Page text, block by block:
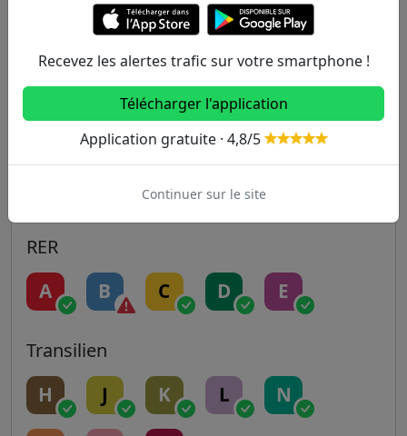
2 3 3B 4
5 6 7 7B 8
10 11 12 13
RER
A B C D E
Transilien
H J K L N
Recevez les alertes trafic sur votre smartphone !
Télécharger l'application
Application gratuite · 4,8/5
Continuer sur le site